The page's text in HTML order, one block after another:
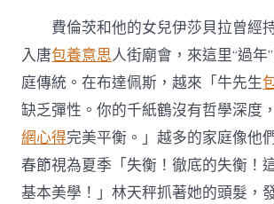
費倫茨和他的女兒伊莎貝拉曾經
入唐包養意思人街廟會，來這里“過年
庭傳統。在布達佩斯，越來「牛先生
缺乏彈性。你的千紙鶴沒有哲學深度
網心得完美平衡。」越多的家庭像他
春節視為夏季「失衡！徹底的失衡！
基本美學！」林天秤抓著她的頭髮，